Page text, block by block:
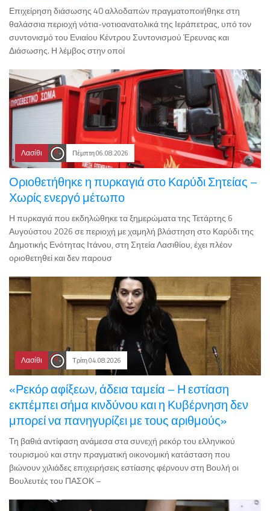
Επιχείρηση διάσωσης 40 αλλοδαπών πραγματοποιήθηκε στη
θαλάσσια περιοχή νότια-νοτιοανατολικά της Ιεράπετρας, υπό τον
συντονισμό του Ενιαίου Κέντρου Συντονισμού Έρευνας και
Διάσωσης. Η λέμβος στην οποί
Λασίθι Πέμπτη 06.08.2026
Οριοθετήθηκε η πυρκαγιά στο Καρύδι Σητείας –
Χωρίς ενεργό μέτωπο
Η πυρκαγιά που εκδηλώθηκε τα ξημερώματα της Τετάρτης 6
Αυγούστου 2026 σε περιοχή με χαμηλή βλάστηση στο Καρύδι της
Δημοτικής Ενότητας Ιτάνου, στη Σητεία Λασιθίου, έχει πλέον
οριοθετηθεί και δεν παρουσ
Λασίθι Τρίτη 04.08.2026
«Ρεκόρ αφίξεων, άδεια ταμεία – Η εστίαση
εκπέμπει σήμα κινδύνου και η Κυβέρνηση δεν
μπορεί να πανηγυρίζει με τους αριθμούς»
Τη βαθιά αντίφαση ανάμεσα στα συνεχή ρεκόρ του ελληνικού
τουρισμού και στην πραγματική οικονομική κατάσταση που
βιώνουν χιλιάδες επιχειρήσεις εστίασης φέρνουν στη Βουλή οι
Βουλευτές του ΠΑΣΟΚ –